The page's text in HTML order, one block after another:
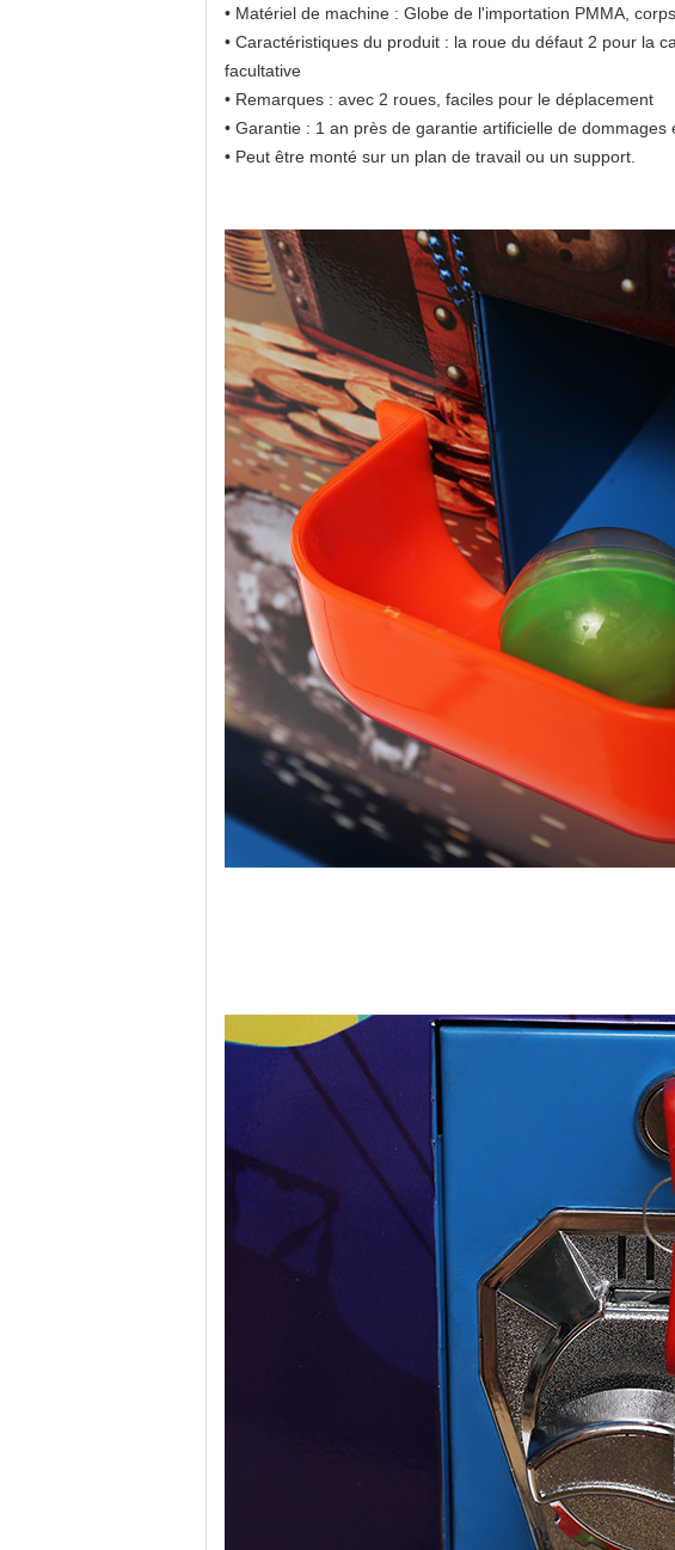
• Matériel de machine : Globe de l'importation PMMA,
• Caractéristiques du produit : la roue du défaut 2 pour la
facultative
• Remarques : avec 2 roues, faciles pour le déplacement
• Garantie : 1 an près de garantie artificielle de
• Peut être monté sur un plan de travail ou un support.